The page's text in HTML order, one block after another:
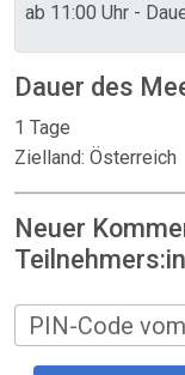
ab 11:00 Uhr -
Dauer des
1 Tage
Zielland: Österreich
Neuer